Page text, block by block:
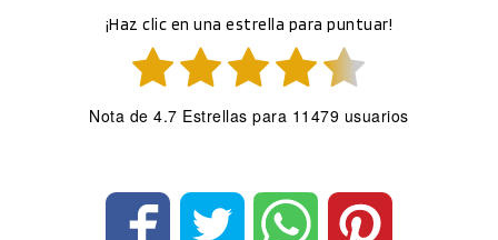
¡Haz clic en una estrella para puntuar!
Nota de4.7 Estrellas para 11479 usuarios